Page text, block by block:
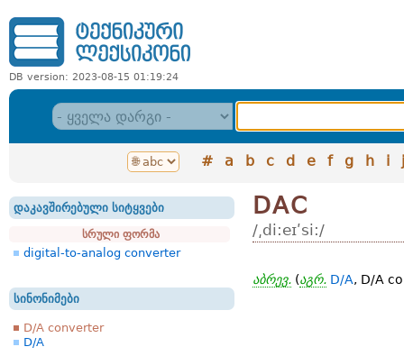
DB version: 2023-08-15 01:19:24
# a b c d e f g h i j
დაკავშირებული სიტყვები
სრული ფორმა
digital-to-analog converter
სინონიმები
D/A converter
D/A
DAC
/͵di:eɪʹsi:/
აბრევ. (აგრ. D/A, D/A